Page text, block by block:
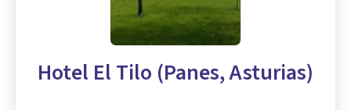
Hotel El Tilo (Panes, Asturias)